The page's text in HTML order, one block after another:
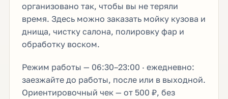
организовано так, чтобы вы не теряли
время. Здесь можно заказать мойку кузова и
днища, чистку салона, полировку фар и
обработку воском.
Режим работы — 06:30–23:00 · ежедневно:
заезжайте до работы, после или в выходной.
Ориентировочный чек — от 500 ₽, без